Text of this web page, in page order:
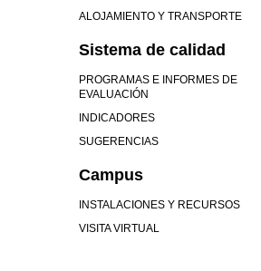
ALOJAMIENTO Y TRANSPORTE
Sistema de calidad
PROGRAMAS E INFORMES DE
EVALUACIÓN
INDICADORES
SUGERENCIAS
Campus
INSTALACIONES Y RECURSOS
VISITA VIRTUAL